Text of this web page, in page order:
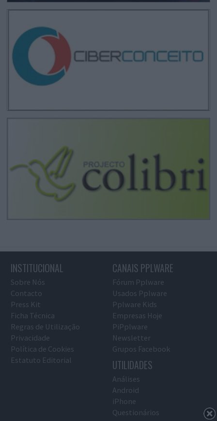
INSTITUCIONAL
Sobre Nós
Contacto
Press Kit
Ficha Técnica
Regras de Utilização
Privacidade
Política de Cookies
Estatuto Editorial
CANAIS PPLWARE
Fórum Pplware
Usados Pplware
Pplware Kids
Empresas Hoje
PiPplware
Newsletter
Grupos Facebook
UTILIDADES
Análises
Android
iPhone
Questionários